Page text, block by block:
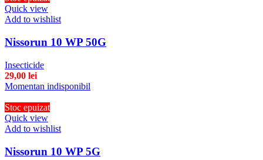
Quick view
Add to wishlist
Nissorun 10 WP 50G
Insecticide
29,00 lei
Momentan indisponibil
Stoc epuizat
Quick view
Add to wishlist
Nissorun 10 WP 5G